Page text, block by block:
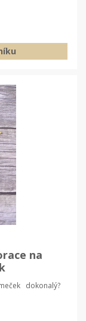
na
dokonalý?